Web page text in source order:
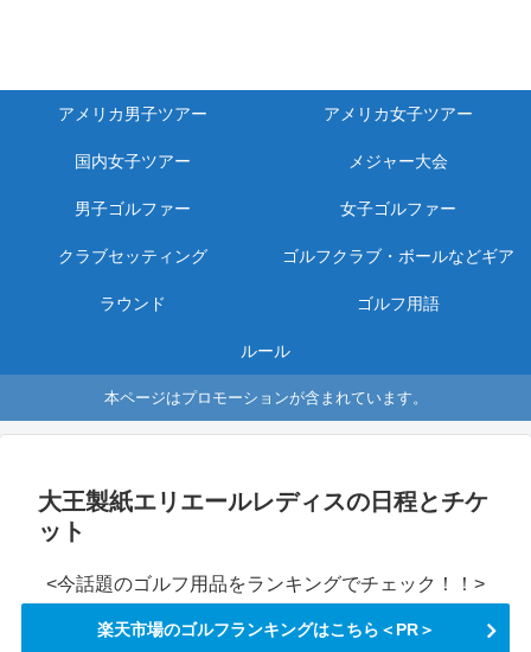
アメリカ男子ツアー アメリカ女子ツアー
国内女子ツアー メジャー大会
男子ゴルファー 女子ゴルファー
クラブセッティング ゴルフクラブ・ボールなどギア
ラウンド ゴルフ用語
ルール
本ページはプロモーションが含まれています。
大王製紙エリエールレディスの日程とチケ
ット
<今話題のゴルフ用品をランキングでチェック！！>
楽天市場のゴルフランキングはこちら＜PR＞